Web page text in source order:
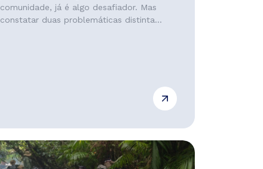
comunidade, já é algo desafiador. Mas
constatar duas problemáticas distinta...